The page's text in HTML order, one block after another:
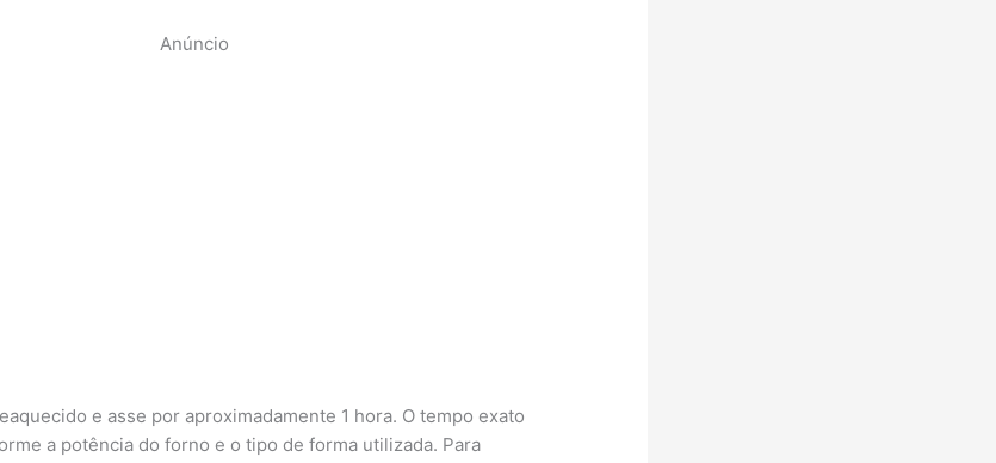
Anúncio
e asse por aproximadamente 1 hora. O tempo exato
a potência do forno e o tipo de forma utilizada. Para